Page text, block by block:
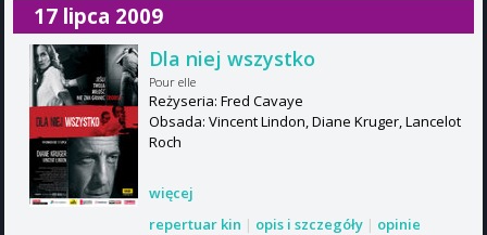
17 lipca 2009
Dla niej wszystko
Pour elle
Reżyseria: Fred Cavaye
Obsada: Vincent Lindon, Diane Kruger, Lancelot
Roch
więcej
repertuar kin | opis i szczegóły | opinie